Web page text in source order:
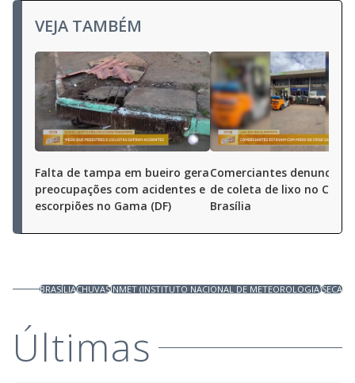
VEJA TAMBÉM
Falta de tampa em bueiro gera
preocupações com acidentes e
escorpiões no Gama (DF)
Comerciantes
de coleta de lixo no
Brasília
BRASÍLIACHUVASINMET (INSTITUTO NACIONAL DE METEOROLOGIA)SECA
Últimas